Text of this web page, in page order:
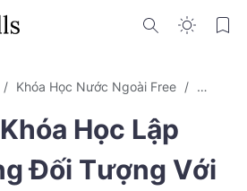
Khóa Học Nước Ngoài Free Lập
Học Lập
Đối Tượng Với